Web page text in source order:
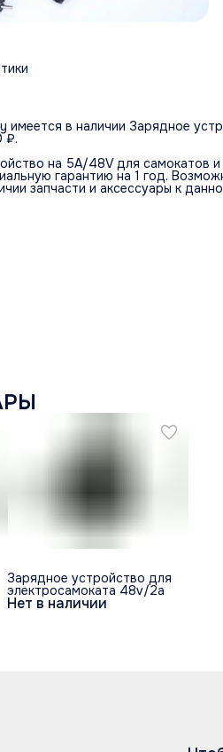
имеется в наличии Зарядное
₽.
на 5A/48V для самокатов
гарантию на 1 год.
запчасти и аксессуары к
Нет в наличии
Зарядное устройство для
электросамоката 48v/2a